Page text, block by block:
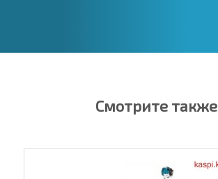
Смотрите также